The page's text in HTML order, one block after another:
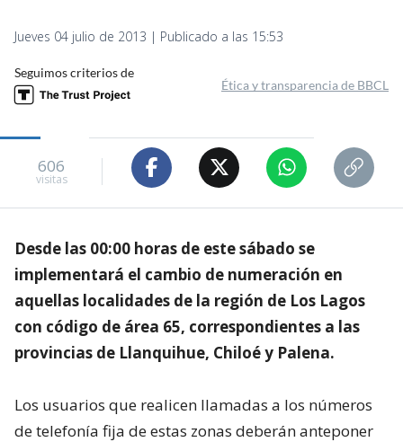
Jueves 04 julio de 2013 | Publicado a las 15:53
Seguimos criterios de
Ética y transparencia de BBCL
606
visitas
Desde las 00:00 horas de este sábado se
implementará el cambio de numeración en
aquellas localidades de la región de Los Lagos
con código de área 65, correspondientes a las
provincias de Llanquihue, Chiloé y Palena.
Los usuarios que realicen llamadas a los números
de telefonía fija de estas zonas deberán anteponer